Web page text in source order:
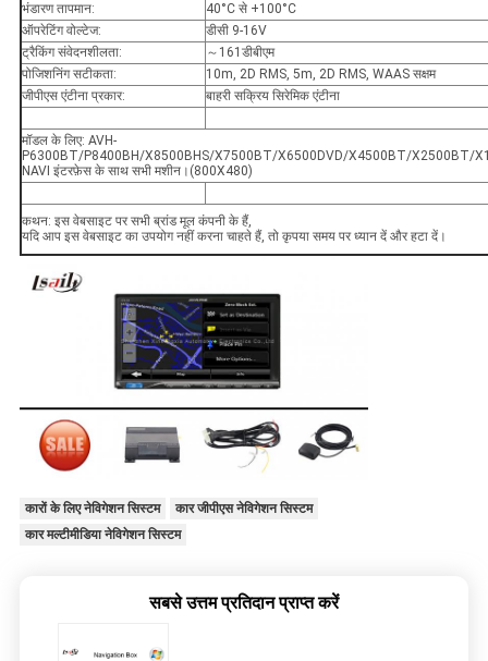
भंडारण तापमान:
40°C से +100°C
ऑपरेटिंग वोल्टेज:
डीसी 9-16V
ट्रैकिंग संवेदनशीलता:
～161डीबीएम
पोजिशनिंग सटीकता:
10m, 2D RMS, 5m, 2D RMS, WAAS सक्षम
जीपीएस एंटीना प्रकार:
बाहरी सक्रिय सिरेमिक एंटीना
मॉडल के लिए: AVH‐
P6300BT/P8400BH/X8500BHS/X7500BT/X6500DVD/X4500BT/X2500BT/
NAVI इंटरफ़ेस के साथ सभी मशीन।(800X480)
कथन: इस वेबसाइट पर सभी ब्रांड मूल कंपनी के हैं,
यदि आप इस वेबसाइट का उपयोग नहीं करना चाहते हैं, तो कृपया समय पर ध्यान दें और हटा दें।
कारों के लिए नेविगेशन सिस्टम
कार जीपीएस नेविगेशन सिस्टम
कार मल्टीमीडिया नेविगेशन सिस्टम
सबसे उत्तम प्रतिदान प्राप्त करें